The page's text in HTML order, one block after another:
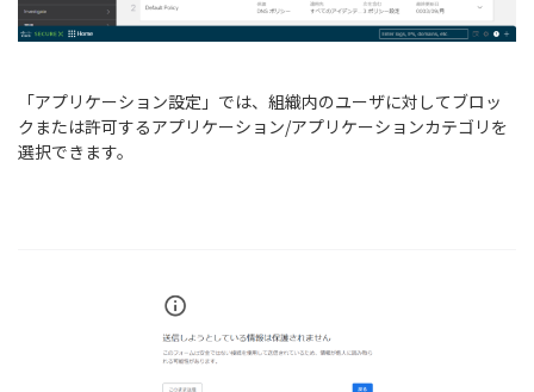
「アプリケーション設定」では、組織内のユーザに対してブロッ
クまたは許可するアプリケーション/アプリケーションカテゴリを
選択できます。